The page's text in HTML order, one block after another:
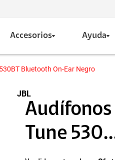
Accesorios Ayuda
Bluetooth On-Ear Negro
JBL
Audífonos
Tune